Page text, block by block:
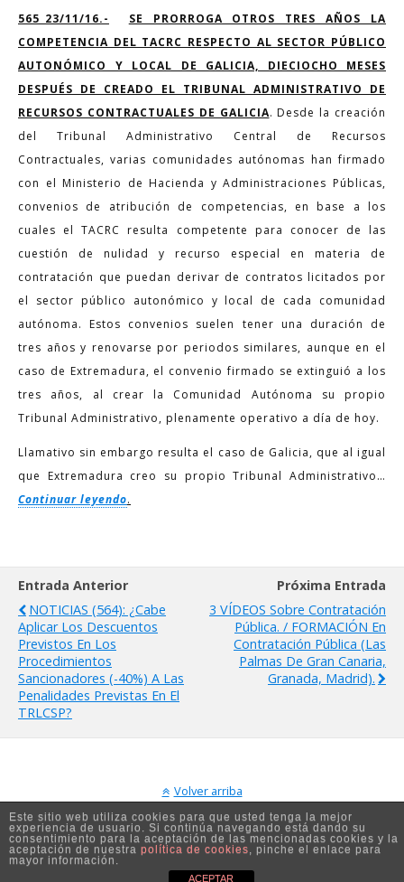
565_23/11/16.-
SE PRORROGA OTROS TRES AÑOS LA
COMPETENCIA DEL TACRC RESPECTO AL SECTOR PÚBLICO
AUTONÓMICO Y LOCAL DE GALICIA, DIECIOCHO MESES
DESPUÉS DE CREADO EL TRIBUNAL ADMINISTRATIVO DE
RECURSOS CONTRACTUALES DE GALICIA. Desde la creación
del Tribunal Administrativo Central de Recursos
Contractuales, varias comunidades autónomas han firmado
con el Ministerio de Hacienda y Administraciones Públicas,
convenios de atribución de competencias, en base a los
cuales el TACRC resulta competente para conocer de las
cuestión de nulidad y recurso especial en materia de
contratación que puedan derivar de contratos licitados por
el sector público autonómico y local de cada comunidad
autónoma. Estos convenios suelen tener una duración de
tres años y renovarse por periodos similares, aunque en el
caso de Extremadura, el convenio firmado se extinguió a los
tres años, al crear la Comunidad Autónoma su propio
Tribunal Administrativo, plenamente operativo a día de hoy.
Llamativo sin embargo resulta el caso de Galicia, que al igual
que Extremadura creo su propio Tribunal Administrativo…
Continuar leyendo.
Entrada Anterior
NOTICIAS (564): ¿Cabe
Aplicar Los Descuentos
Previstos En Los
Procedimientos
Sancionadores (-40%) A Las
Penalidades Previstas En El
TRLCSP?
Próxima Entrada
3 VÍDEOS Sobre Contratación
Pública. / FORMACIÓN En
Contratación Pública (Las
Palmas De Gran Canaria,
Granada, Madrid).
Volver arriba
Móvil Escritorio
Este sitio web utiliza cookies para que usted tenga la mejor
experiencia de usuario. Si continúa navegando está dando su
consentimiento para la aceptación de las mencionadas cookies y la
aceptación de nuestra política de cookies , pinche el enlace para
mayor información.
ACEPTAR